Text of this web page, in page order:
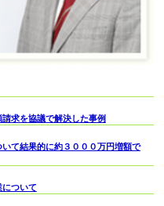
求を協議で解決した事例
て結果的に約３０００万円増額で
について